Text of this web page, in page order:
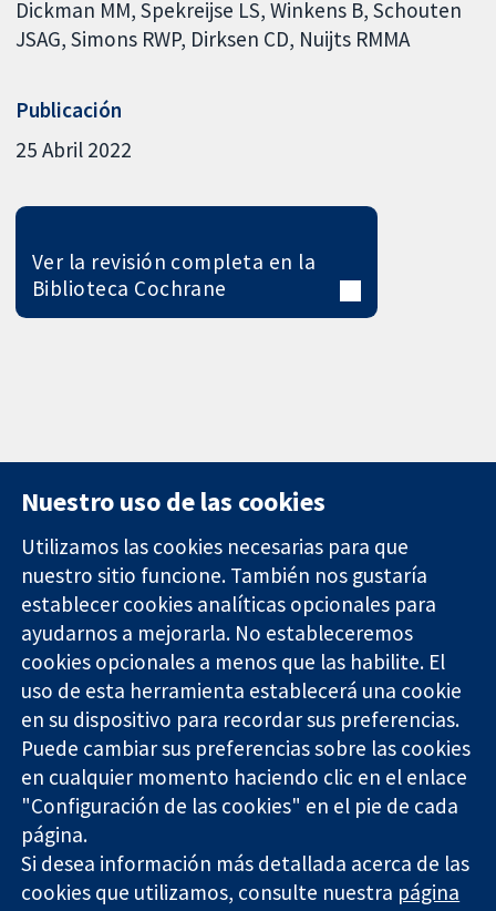
Dickman MM Spekreijse LS Winkens B Schouten
JSAG Simons RWP Dirksen CD Nuijts RMMA
Publicación
25 Abril 2022
Ver la revisión completa en la
Biblioteca Cochrane
Evidencia fiable.
Decisiones
informadas.
Mejor salud.
11-13 Cavendish
Square
Londres
W1G 0AN
Reino Unido
Contacto
Noticias
Prensa
Sobre
nosotros
Empleo
Cochrane
Library
The Cochrane Collaboration is a charity (no. 1045921) and a
company limited by guarantee (no. 03044323) registered in
England & Wales. VAT registration number GB 718 2127 49.
Nuestro uso de las cookies
Utilizamos las cookies necesarias para que
nuestro sitio funcione. También nos gustaría
establecer cookies analíticas opcionales para
ayudarnos a mejorarla. No estableceremos
cookies opcionales a menos que las habilite. El
uso de esta herramienta establecerá una cookie
en su dispositivo para recordar sus preferencias.
Puede cambiar sus preferencias sobre las cookies
en cualquier momento haciendo clic en el enlace
"Configuración de las cookies" en el pie de cada
página.
Si desea información más detallada acerca de las
cookies que utilizamos, consulte nuestra página